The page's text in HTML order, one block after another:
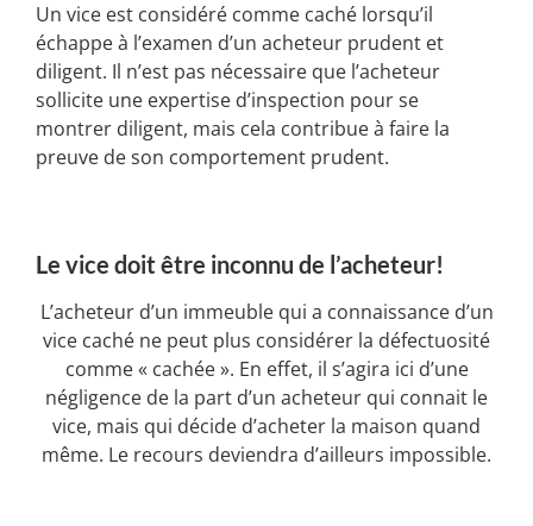
Un vice est considéré comme caché lorsqu’il
échappe à l’examen d’un acheteur prudent et
diligent. Il n’est pas nécessaire que l’acheteur
sollicite une expertise d’inspection pour se
montrer diligent, mais cela contribue à faire la
preuve de son comportement prudent.
Le vice doit être inconnu de l’acheteur!
L’acheteur d’un immeuble qui a connaissance d’un
vice caché ne peut plus considérer la défectuosité
comme « cachée ». En effet, il s’agira ici d’une
négligence de la part d’un acheteur qui connait le
vice, mais qui décide d’acheter la maison quand
même. Le recours deviendra d’ailleurs impossible.